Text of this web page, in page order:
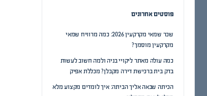
פוסטים אחרונים
שכר שמאי מקרקעין 2026: כמה מרוויח שמאי
מקרקעין מוסמך?
כמה עולה מאתר ליקויי בניה ולמה חשוב לעשות
בדק בית ברכישת דירה מקבלן? מכללת אפיק
הכיתה שבאה אליך הביתה: איך לומדים מקצוע מלא